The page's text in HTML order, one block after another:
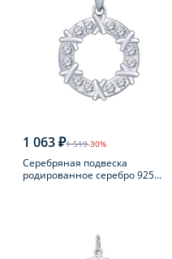
1 063 ₽1 519-30%
Серебряная подвеска
родированное серебро 925